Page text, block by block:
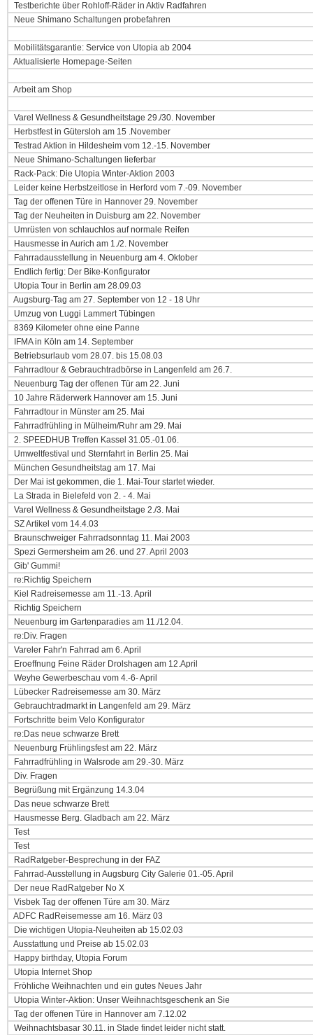
Testberichte über Rohloff-Räder in Aktiv Radfahren
Neue Shimano Schaltungen probefahren
Mobilitätsgarantie: Service von Utopia ab 2004
Aktualisierte Homepage-Seiten
Arbeit am Shop
Varel Wellness & Gesundheitstage 29./30. November
Herbstfest in Gütersloh am 15 .November
Testrad Aktion in Hildesheim vom 12.-15. November
Neue Shimano-Schaltungen lieferbar
Rack-Pack: Die Utopia Winter-Aktion 2003
Leider keine Herbstzeitlose in Herford vom 7.-09. November
Tag der offenen Türe in Hannover 29. November
Tag der Neuheiten in Duisburg am 22. November
Umrüsten von schlauchlos auf normale Reifen
Hausmesse in Aurich am 1./2. November
Fahrradausstellung in Neuenburg am 4. Oktober
Endlich fertig: Der Bike-Konfigurator
Utopia Tour in Berlin am 28.09.03
Augsburg-Tag am 27. September von 12 - 18 Uhr
Umzug von Luggi Lammert Tübingen
8369 Kilometer ohne eine Panne
IFMA in Köln am 14. September
Betriebsurlaub vom 28.07. bis 15.08.03
Fahrradtour & Gebrauchtradbörse in Langenfeld am 26.7.
Neuenburg Tag der offenen Tür am 22. Juni
10 Jahre Räderwerk Hannover am 15. Juni
Fahrradtour in Münster am 25. Mai
Fahrradfrühling in Mülheim/Ruhr am 29. Mai
2. SPEEDHUB Treffen Kassel 31.05.-01.06.
Umweltfestival und Sternfahrt in Berlin 25. Mai
München Gesundheitstag am 17. Mai
Der Mai ist gekommen, die 1. Mai-Tour startet wieder.
La Strada in Bielefeld von 2. - 4. Mai
Varel Wellness & Gesundheitstage 2./3. Mai
SZ Artikel vom 14.4.03
Braunschweiger Fahrradsonntag 11. Mai 2003
Spezi Germersheim am 26. und 27. April 2003
Gib' Gummi!
re:Richtig Speichern
Kiel Radreisemesse am 11.-13. April
Richtig Speichern
Neuenburg im Gartenparadies am 11./12.04.
re:Div. Fragen
Vareler Fahr'n Fahrrad am 6. April
Eroeffnung Feine Räder Drolshagen am 12.April
Weyhe Gewerbeschau vom 4.-6- April
Lübecker Radreisemesse am 30. März
Gebrauchtradmarkt in Langenfeld am 29. März
Fortschritte beim Velo Konfigurator
re:Das neue schwarze Brett
Neuenburg Frühlingsfest am 22. März
Fahrradfrühling in Walsrode am 29.-30. März
Div. Fragen
Begrüßung mit Ergänzung 14.3.04
Das neue schwarze Brett
Hausmesse Berg. Gladbach am 22. März
Test
Test
RadRatgeber-Besprechung in der FAZ
Fahrrad-Ausstellung in Augsburg City Galerie 01.-05. April
Der neue RadRatgeber No X
Visbek Tag der offenen Türe am 30. März
ADFC RadReisemesse am 16. März 03
Die wichtigen Utopia-Neuheiten ab 15.02.03
Ausstattung und Preise ab 15.02.03
Happy birthday, Utopia Forum
Utopia Internet Shop
Fröhliche Weihnachten und ein gutes Neues Jahr
Utopia Winter-Aktion: Unser Weihnachtsgeschenk an Sie
Tag der offenen Türe in Hannover am 7.12.02
Weihnachtsbasar 30.11. in Stade findet leider nicht statt.